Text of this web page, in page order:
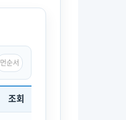
먼순서
조회